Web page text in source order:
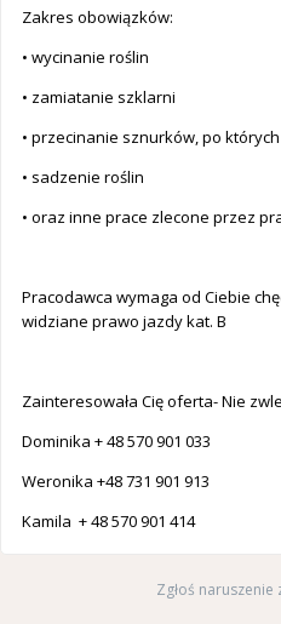
Zakres obowiązków:
• wycinanie roślin
• zamiatanie szklarni
• przecinanie sznurków, po
• sadzenie roślin
• oraz inne prace zlecone przez
Pracodawca wymaga od Ciebie
widziane prawo jazdy kat. B
Zainteresowała Cię oferta- Nie
Dominika + 48 570 901 033
Weronika +48 731 901 913
Kamila + 48 570 901 414
Zgłoś